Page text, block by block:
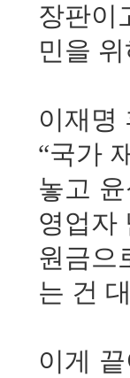
장판이
민을
이재명
“국가
놓고
영업자
원금으
는 건
이게